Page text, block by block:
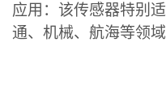
应用：该传感器特别
通、机械、航海等领域